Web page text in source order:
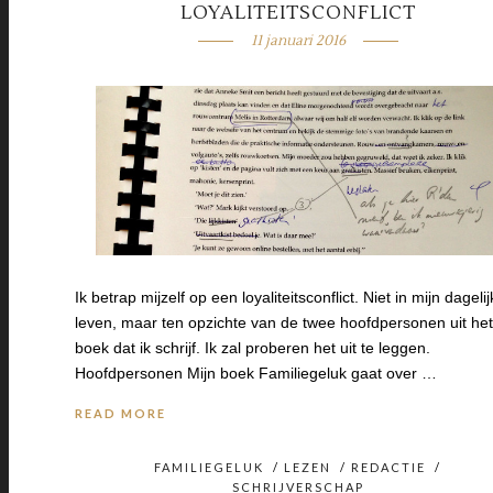
LOYALITEITSCONFLICT
11 januari 2016
Ik betrap mijzelf op een loyaliteitsconflict. Niet in mijn
leven, maar ten opzichte van de twee hoofdpersonen uit het
boek dat ik schrijf. Ik zal proberen het uit te leggen.
Hoofdpersonen Mijn boek Familiegeluk gaat over …
READ MORE
FAMILIEGELUK / LEZEN / REDACTIE
/
SCHRIJVERSCHAP